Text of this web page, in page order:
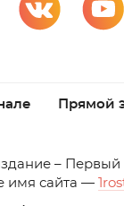
Прямой
– Первый
имя сайта —